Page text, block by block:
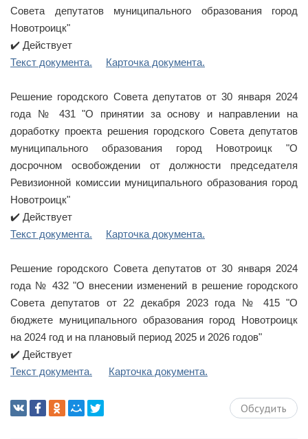
Совета депутатов муниципального образования город
Новотроицк"
✔️ Действует
Текст документа.
Карточка документа.
Решение городского Совета депутатов от 30 января 2024
года № 431 "О принятии за основу и направлении на
доработку проекта решения городского Совета депутатов
муниципального образования город Новотроицк "О
досрочном освобождении от должности председателя
Ревизионной комиссии муниципального образования город
Новотроицк"
✔️ Действует
Текст документа.
Карточка документа.
Решение городского Совета депутатов от 30 января 2024
года № 432 "О внесении изменений в решение городского
Совета депутатов от 22 декабря 2023 года № 415 "О
бюджете муниципального образования город Новотроицк
на 2024 год и на плановый период 2025 и 2026 годов"
✔️ Действует
Текст документа.
Карточка документа.
Обсудить